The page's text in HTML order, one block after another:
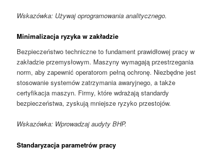
Wskazówka: Używaj oprogramowania analitycznego.
Minimalizacja ryzyka w zakładzie
Bezpieczeństwo techniczne to fundament prawidłowej pracy w
zakładzie przemysłowym. Maszyny wymagają przestrzegania
norm, aby zapewnić operatorom pełną ochronę. Niezbędne jest
stosowanie systemów zatrzymania awaryjnego, a także
certyfikacja maszyn. Firmy, które wdrażają standardy
bezpieczeństwa, zyskują mniejsze ryzyko przestojów.
Wskazówka: Wprowadzaj audyty BHP.
Standaryzacja parametrów pracy